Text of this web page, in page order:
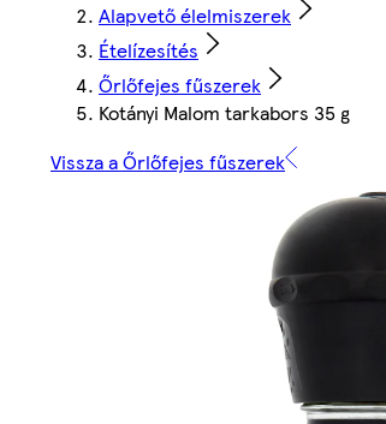
Alapvető élelmiszerek
Ételízesítés
Őrlőfejes fűszerek
Kotányi Malom tarkabors 35 g
Vissza a Őrlőfejes fűszerek